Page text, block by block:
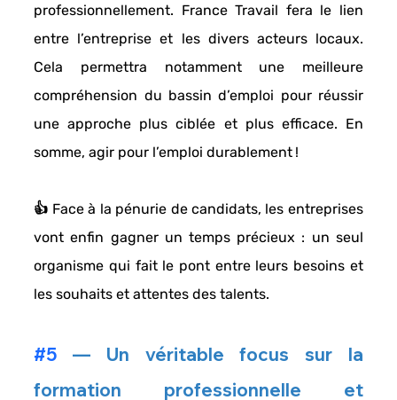
professionnellement. France Travail fera le lien
entre l’entreprise et les divers acteurs locaux.
Cela permettra notamment une meilleure
compréhension du bassin d’emploi pour réussir
une approche plus ciblée et plus efficace. En
somme, agir pour l’emploi durablement !
👍 Face à la pénurie de candidats, les entreprises
vont enfin gagner un temps précieux : un seul
organisme qui fait le pont entre leurs besoins et
les souhaits et attentes des talents.
#5 — Un véritable focus sur la
formation professionnelle et